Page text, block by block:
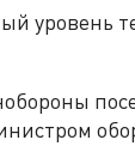
уровень